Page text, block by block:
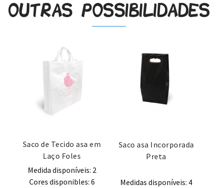
Outras possibilidades
Saco de Tecido asa em
Laço Foles
Medida disponíveis: 2
Cores disponibles: 6
Saco asa Incorporada
Preta
Medidas disponíveis: 4